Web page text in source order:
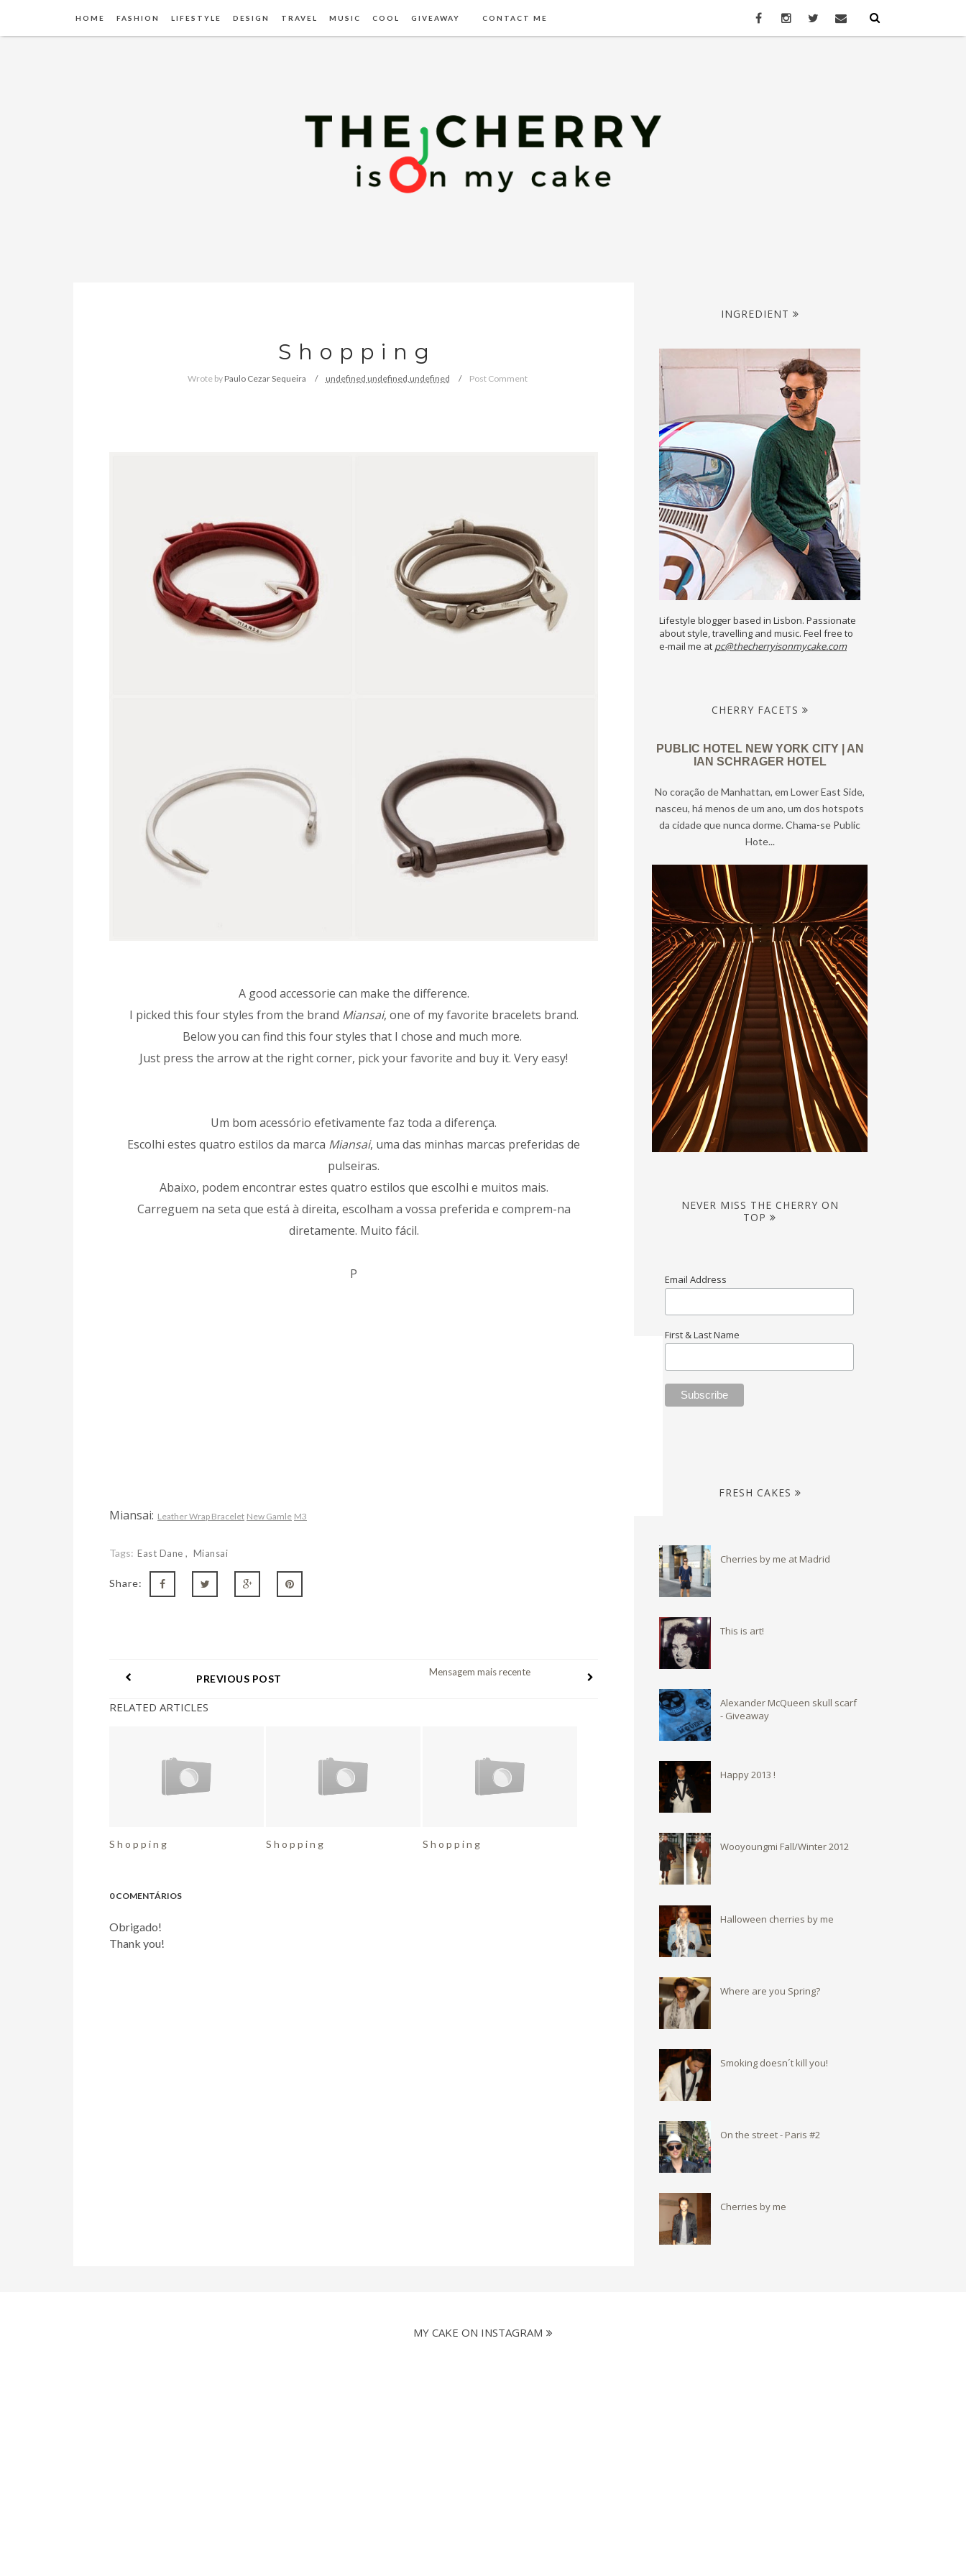
HOME FASHION LIFESTYLE DESIGN TRAVEL MUSIC COOL GIVEAWAY CONTACT ME
S h o p p i n g
Wrote by Paulo Cezar Sequeira undefined undefined,undefined Post Comment
A good accessorie can make the difference.
I picked this four styles from the brand Miansai, one of my favorite bracelets brand.
Below you can find this four styles that I chose and much more.
Just press the arrow at the right corner, pick your favorite and buy it. Very easy!
Um bom acessório efetivamente faz toda a diferença.
Escolhi estes quatro estilos da marca Miansai, uma das minhas marcas preferidas de
pulseiras.
Abaixo, podem encontrar estes quatro estilos que escolhi e muitos mais.
Carreguem na seta que está à direita, escolham a vossa preferida e comprem-na
diretamente. Muito fácil.
P
Miansai: Leather Wrap Bracelet New Gamle M3
Tags: East Dane Miansai
Share:
Mensagem mais recente
PREVIOUS POST
RELATED ARTICLES
S h o p p i n g S h o p p i n g S h o p p i n g
0 COMENTÁRIOS
Obrigado!
Thank you!
INGREDIENT
Lifestyle blogger based in Lisbon. Passionate
about style, travelling and music. Feel free to
e-mail me at pc@thecherryisonmycake.com
CHERRY FACETS
PUBLIC HOTEL NEW YORK CITY | AN
IAN SCHRAGER HOTEL
No coração de Manhattan, em Lower East Side,
nasceu, há menos de um ano, um dos hotspots
da cidade que nunca dorme. Chama-se Public
Hote...
NEVER MISS THE CHERRY ON
TOP
Email Address
First & Last Name
FRESH CAKES
Cherries by me at Madrid
This is art!
Alexander McQueen skull scarf
- Giveaway
Happy 2013 !
Wooyoungmi Fall/Winter 2012
Halloween cherries by me
Where are you Spring?
Smoking doesn´t kill you!
On the street - Paris #2
Cherries by me
MY CAKE ON INSTAGRAM